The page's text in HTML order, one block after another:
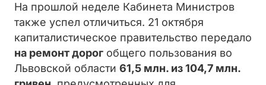
На прошлой неделе Кабинета Министров
также успел отличиться. 21 октября
капиталистическое правительство передало
на ремонт дорог общего пользования во
Львовской области 61,5 млн. из 104,7 млн.